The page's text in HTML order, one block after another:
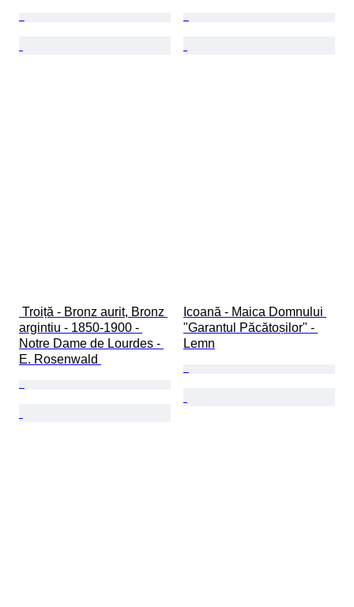
argintiu - 1850-1900 -
Notre Dame de Lourdes -
E. Rosenwald
Icoană - Maica Domnului
"Garantul Păcătoșilor" -
Lemn